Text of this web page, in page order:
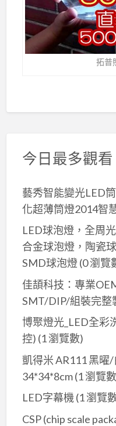
拓普
今日最多觀看
藝秀智能變光LED
化超薄筒燈2014智
LED球泡燈，全周
合金球泡燈，陶瓷
SMD球泡燈(0 瀏覽
佳頡科技：專業
SMT/DIP/組裝完整
博聚燈光_LED全彩
控) (1 瀏覽數)
凱得米 AR111 黑曜
34*34*8cm(1 瀏覽
LED字幕機(1 瀏覽
CSP (chip scale